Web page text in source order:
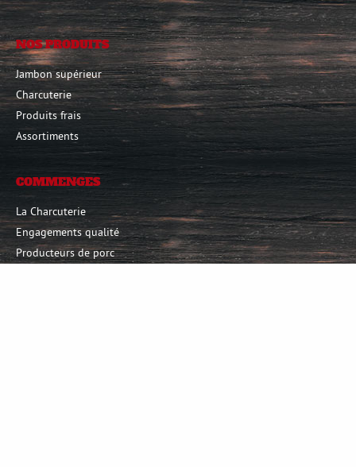
NOS PRODUITS
Jambon supérieur
Charcuterie
Produits frais
Assortiments
COMMENGES
La Charcuterie
Engagements qualité
Producteurs de porc